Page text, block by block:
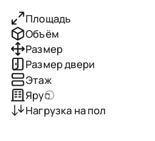
Площадь
Объём
Размер
Размер двери
Этаж
Ярус
Нагрузка на пол